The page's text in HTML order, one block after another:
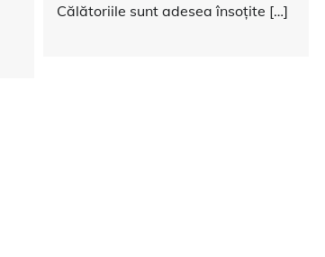
Călătoriile sunt adesea însoțite […]